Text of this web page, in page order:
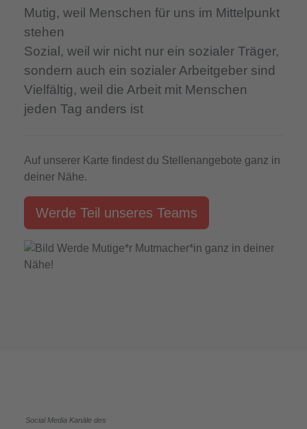
Mutig, weil Menschen für uns im Mittelpunkt
stehen
Sozial, weil wir nicht nur ein sozialer Träger,
sondern auch ein sozialer Arbeitgeber sind
Vielfältig, weil die Arbeit mit Menschen
jeden Tag anders ist
Auf unserer Karte findest du Stellenangebote ganz in
deiner Nähe.
Werde Teil unseres Teams
Social Media Kanäle des